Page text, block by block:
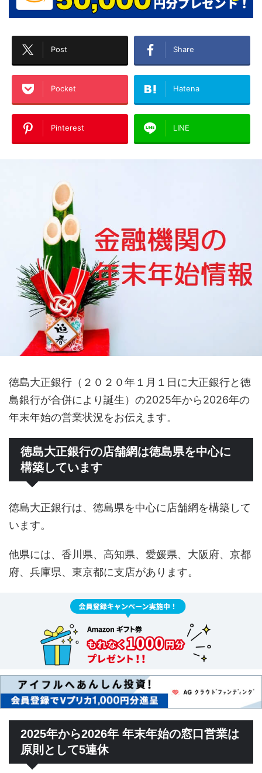
Post Share
Pocket Hatena
Pinterest LINE
徳島大正銀行（２０２０年１月１日に大正銀行と徳
島銀行が合併により誕生）の2025年から2026年の
年末年始の営業状況をお伝えます。
徳島大正銀行の店舗網は徳島県を中心に
構築しています
徳島大正銀行は、徳島県を中心に店舗網を構築して
います。
他県には、香川県、高知県、愛媛県、大阪府、京都
府、兵庫県、東京都に支店があります。
2025年から2026年 年末年始の窓口営業は
原則として5連休